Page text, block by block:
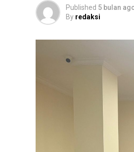
Published 5 bulan
By redaksi